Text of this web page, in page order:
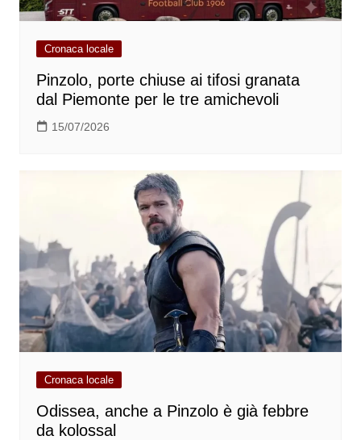
Cronaca locale
Pinzolo, porte chiuse ai tifosi granata
dal Piemonte per le tre amichevoli
15/07/2026
Cronaca locale
Odissea, anche a Pinzolo è già febbre
da kolossal